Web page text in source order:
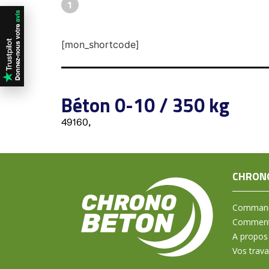
1
[mon_shortcode]
Béton 0-10 / 350 kg
49160,
A propos
Vos